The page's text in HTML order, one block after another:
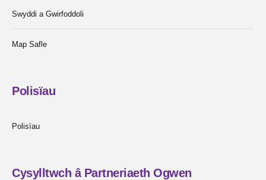
Swyddi a Gwirfoddoli
Map Safle
Polisïau
Polisïau
Cysylltwch â Partneriaeth Ogwen